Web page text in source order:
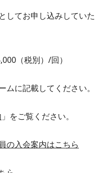
してお申し込みしていた
（税別）/回）
に記載してください。
」をご覧ください。
の入会案内はこちら